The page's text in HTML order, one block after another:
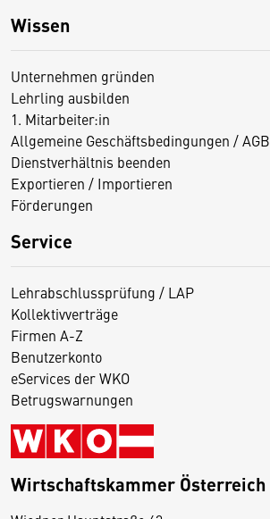
Wissen
Unternehmen gründen
Lehrling ausbilden
1. Mitarbeiter:in
Allgemeine Geschäftsbedingungen / AGB
Dienstverhältnis beenden
Exportieren / Importieren
Förderungen
Service
Lehrabschlussprüfung / LAP
Kollektivverträge
Firmen A-Z
Benutzerkonto
eServices der WKO
Betrugswarnungen
Wirtschaftskammer Österreich